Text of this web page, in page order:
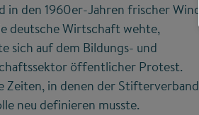
in den 1960er-Jahren frischer Wind
deutsche Wirtschaft wehte,
sich auf dem Bildungs- und
öffentlicher Protest.
Zeiten, in denen der Stifterverband
neu definieren musste.